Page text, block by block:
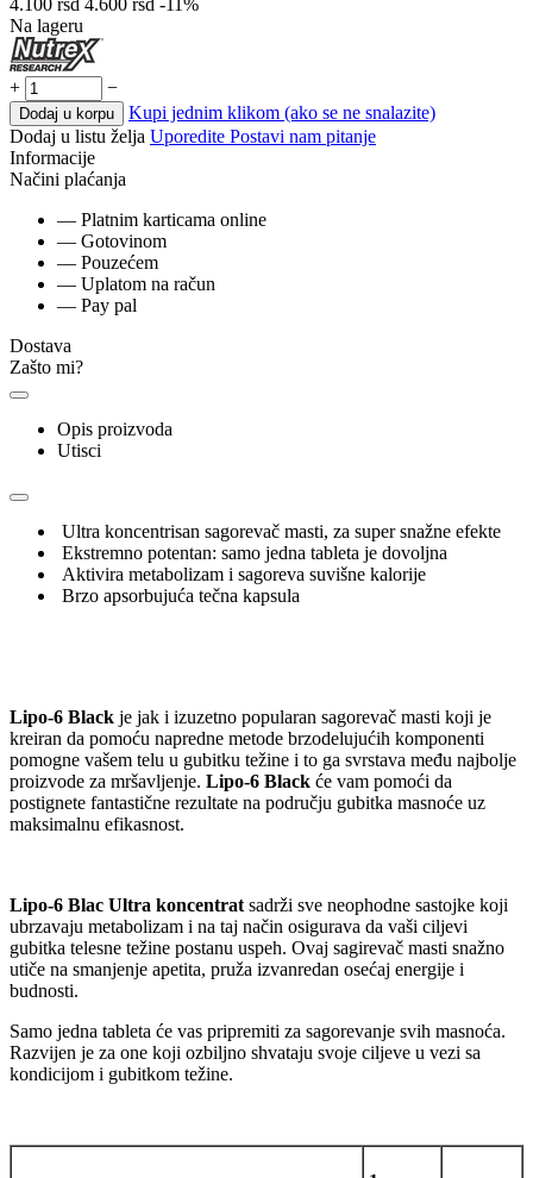
Na lageru
+ −
Dodaj u korpu
Kupi jednim klikom (ako se ne snalazite)
Dodaj u listu želja Uporedite Postavi nam pitanje
Informacije
Načini plaćanja
— Platnim karticama online
— Gotovinom
— Pouzećem
— Uplatom na račun
— Pay pal
Dostava
Zašto mi?
Opis proizvoda
Utisci
Ultra koncentrisan sagorevač masti, za super snažne efekte
Ekstremno potentan: samo jedna tableta je dovoljna
Aktivira metabolizam i sagoreva suvišne kalorije
Brzo apsorbujuća tečna kapsula
Lipo-6 Black je jak i izuzetno popularan sagorevač masti koji je
kreiran da pomoću napredne metode brzodelujućih komponenti
pomogne vašem telu u gubitku težine i to ga svrstava među najbolje
proizvode za mršavljenje. Lipo-6 Black će vam pomoći da
postignete fantastične rezultate na području gubitka masnoće uz
maksimalnu efikasnost.
Lipo-6 Blac Ultra koncentrat sadrži sve neophodne sastojke koji
ubrzavaju metabolizam i na taj način osigurava da vaši ciljevi
gubitka telesne težine postanu uspeh. Ovaj sagirevač masti snažno
utiče na smanjenje apetita, pruža izvanredan osećaj energije i
budnosti.
Samo jedna tableta će vas pripremiti za sagorevanje svih masnoća.
Razvijen je za one koji ozbiljno shvataju svoje ciljeve u vezi sa
kondicijom i gubitkom težine.